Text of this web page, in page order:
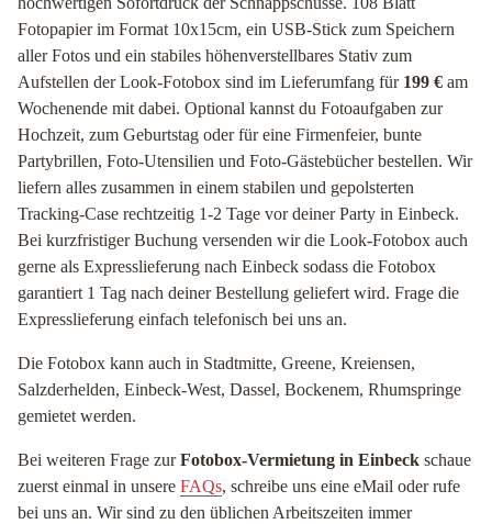
Fotopapier im Format 10x15cm, ein USB-Stick zum Speichern
aller Fotos und ein stabiles höhenverstellbares Stativ zum
Aufstellen der Look-Fotobox sind im Lieferumfang für 199 € am
Wochenende mit dabei. Optional kannst du Fotoaufgaben zur
Hochzeit, zum Geburtstag oder für eine Firmenfeier, bunte
Partybrillen, Foto-Utensilien und Foto-Gästebücher bestellen. Wir
liefern alles zusammen in einem stabilen und gepolsterten
Tracking-Case rechtzeitig 1-2 Tage vor deiner Party in Einbeck.
Bei kurzfristiger Buchung versenden wir die Look-Fotobox auch
gerne als Expresslieferung nach Einbeck sodass die Fotobox
garantiert 1 Tag nach deiner Bestellung geliefert wird. Frage die
Expresslieferung einfach telefonisch bei uns an.
Die Fotobox kann auch in Stadtmitte, Greene, Kreiensen,
Salzderhelden, Einbeck-West, Dassel, Bockenem, Rhumspringe
gemietet werden.
Bei weiteren Frage zurFotobox-Vermietung in Einbeck schaue
zuerst einmal in unsere FAQs, schreibe uns eine eMail oder rufe
bei uns an. Wir sind zu den üblichen Arbeitszeiten immer